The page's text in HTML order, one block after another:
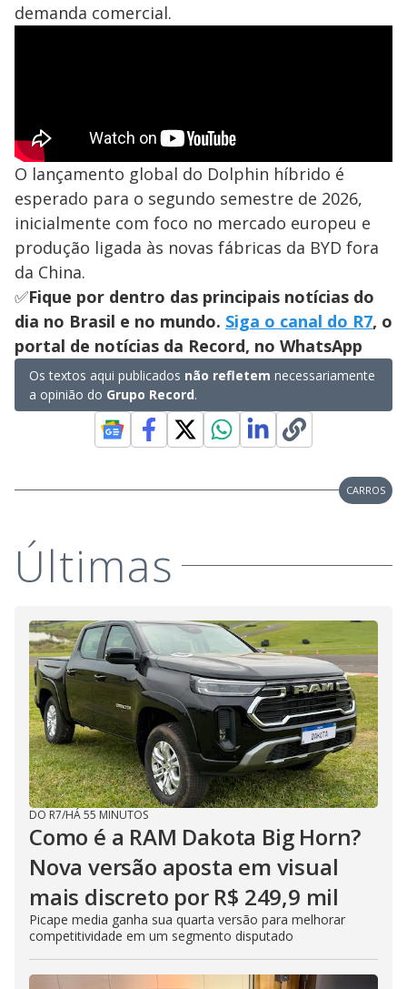
demanda comercial.
O lançamento global do Dolphin híbrido é
esperado para o segundo semestre de 2026,
inicialmente com foco no mercado europeu e
produção ligada às novas fábricas da BYD fora
da China.
✅Fique por dentro das principais notícias do
dia no Brasil e no mundo. Siga o canal do R7, o
portal de notícias da Record, no WhatsApp
Os textos aqui publicados não refletem necessariamente
a opinião do Grupo Record.
CARROS
Últimas
DO R7/HÁ 55 MINUTOS
Como é a RAM Dakota Big Horn?
Nova versão aposta em visual
mais discreto por R$ 249,9 mil
Picape media ganha sua quarta versão para melhorar
competitividade em um segmento disputado